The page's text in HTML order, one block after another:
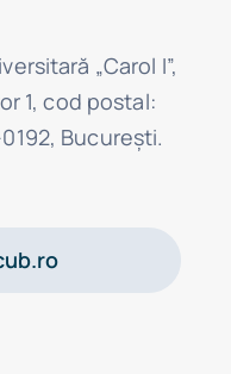
„Carol I”,
1, cod postal:
Bucureşti.